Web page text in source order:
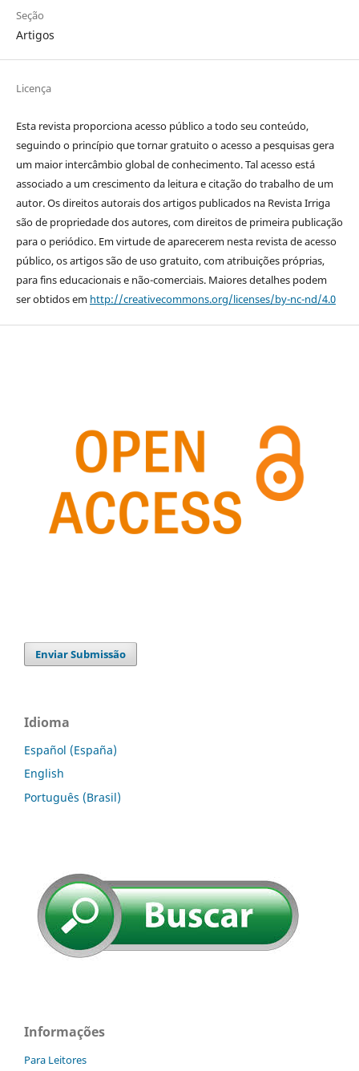
Seção
Artigos
Licença
Esta revista proporciona acesso público a todo seu conteúdo,
seguindo o princípio que tornar gratuito o acesso a pesquisas gera
um maior intercâmbio global de conhecimento. Tal acesso está
associado a um crescimento da leitura e citação do trabalho de um
autor. Os direitos autorais dos artigos publicados na Revista Irriga
são de propriedade dos autores, com direitos de primeira publicação
para o periódico. Em virtude de aparecerem nesta revista de acesso
público, os artigos são de uso gratuito, com atribuições próprias,
para fins educacionais e não-comerciais. Maiores detalhes podem
ser obtidos em http://creativecommons.org/licenses/by-nc-nd/4.0
Enviar Submissão
Idioma
Español (España)
English
Português (Brasil)
Informações
Para Leitores